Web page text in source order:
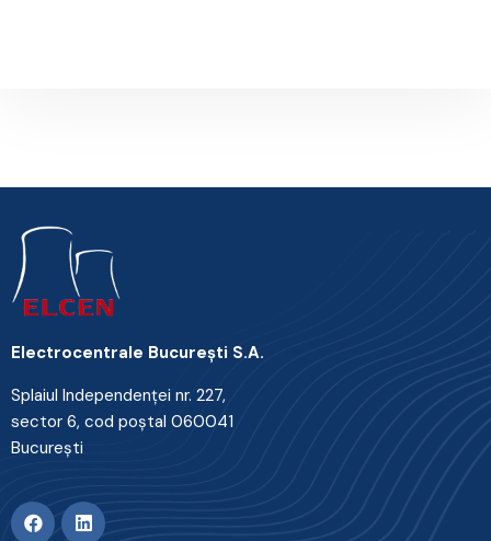
Electrocentrale Bucureşti S.A.
Splaiul Independenţei nr. 227,
sector 6, cod poştal 060041
Bucureşti